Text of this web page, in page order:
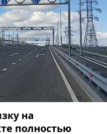
на
полностью